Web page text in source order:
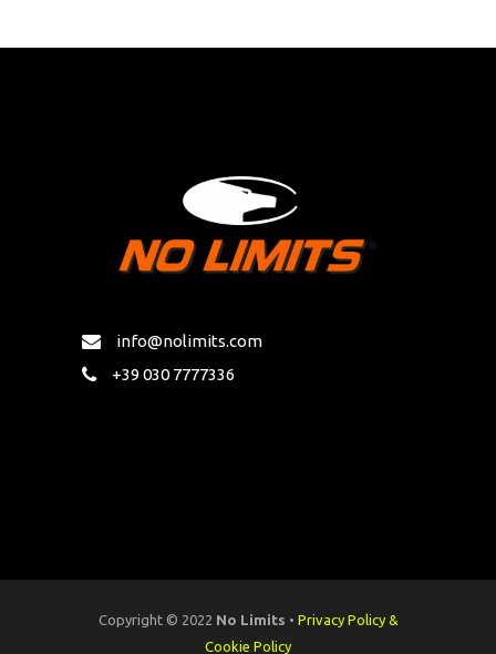
info@nolimits.com
+39 030 7777336
Copyright © 2022 No Limits • Privacy Policy &
Cookie Policy